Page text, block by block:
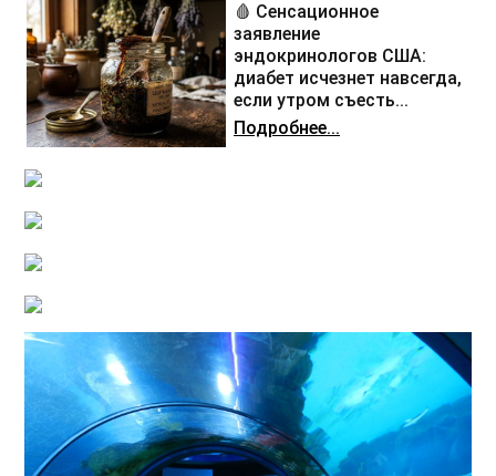
🩸 Сенсационное
заявление
эндокринологов США:
диабет исчезнет навсегда,
если утром съесть...
Подробнее...